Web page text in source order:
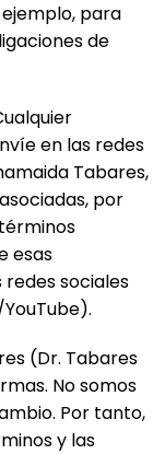
para
de
en las redes
Tabares,
por
esas
sociales
(Dr. Tabares
No somos
Por tanto,
y las